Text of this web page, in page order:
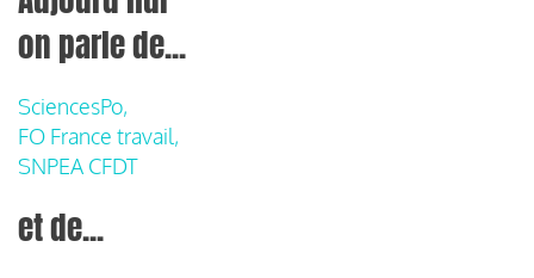
on parle de...
SciencesPo,
FO France travail,
SNPEA CFDT
et de...